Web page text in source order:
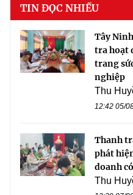
TIN ĐỌC NHIỀU
Tây
tra hoạt
trang
nghiệp
Thu
12:42 05/
Thanh
phát
doanh
Thu